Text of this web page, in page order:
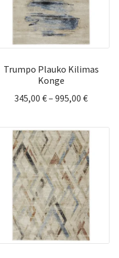
Trumpo Plauko Kilimas
Konge
345,00 €– 995,00 €Price
345,00 €
995,00 €